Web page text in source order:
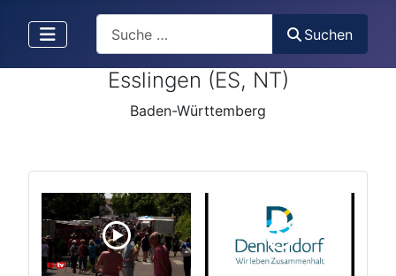
Suchen
Esslingen (ES, NT)
Baden-Württemberg